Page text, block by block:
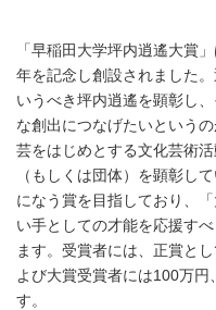
「早稲田大学坪内逍遙大賞
年を記念し創設されました
いうべき坪内逍遙を顕彰し
な創出につなげたいという
芸をはじめとする文化芸術
（もしくは団体）を顕彰し
になう賞を目指しており、
い手としての才能を応援す
ます。受賞者には、正賞と
よび大賞受賞者には100万円
す。